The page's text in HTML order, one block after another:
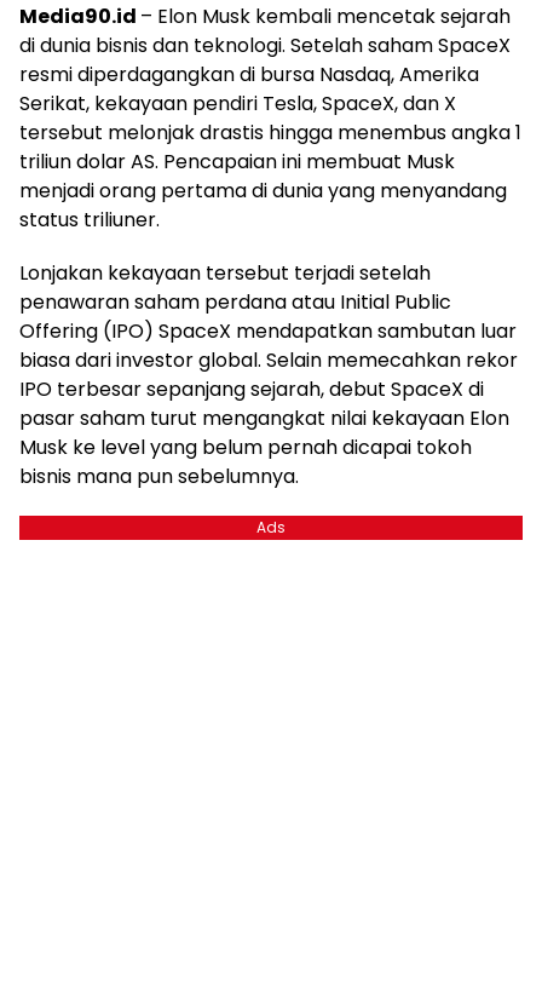
Media90.id – Elon Musk kembali mencetak sejarah
di dunia bisnis dan teknologi. Setelah saham SpaceX
resmi diperdagangkan di bursa Nasdaq, Amerika
Serikat, kekayaan pendiri Tesla, SpaceX, dan X
tersebut melonjak drastis hingga menembus angka 1
triliun dolar AS. Pencapaian ini membuat Musk
menjadi orang pertama di dunia yang menyandang
status triliuner.
Lonjakan kekayaan tersebut terjadi setelah
penawaran saham perdana atau Initial Public
Offering (IPO) SpaceX mendapatkan sambutan luar
biasa dari investor global. Selain memecahkan rekor
IPO terbesar sepanjang sejarah, debut SpaceX di
pasar saham turut mengangkat nilai kekayaan Elon
Musk ke level yang belum pernah dicapai tokoh
bisnis mana pun sebelumnya.
Ads